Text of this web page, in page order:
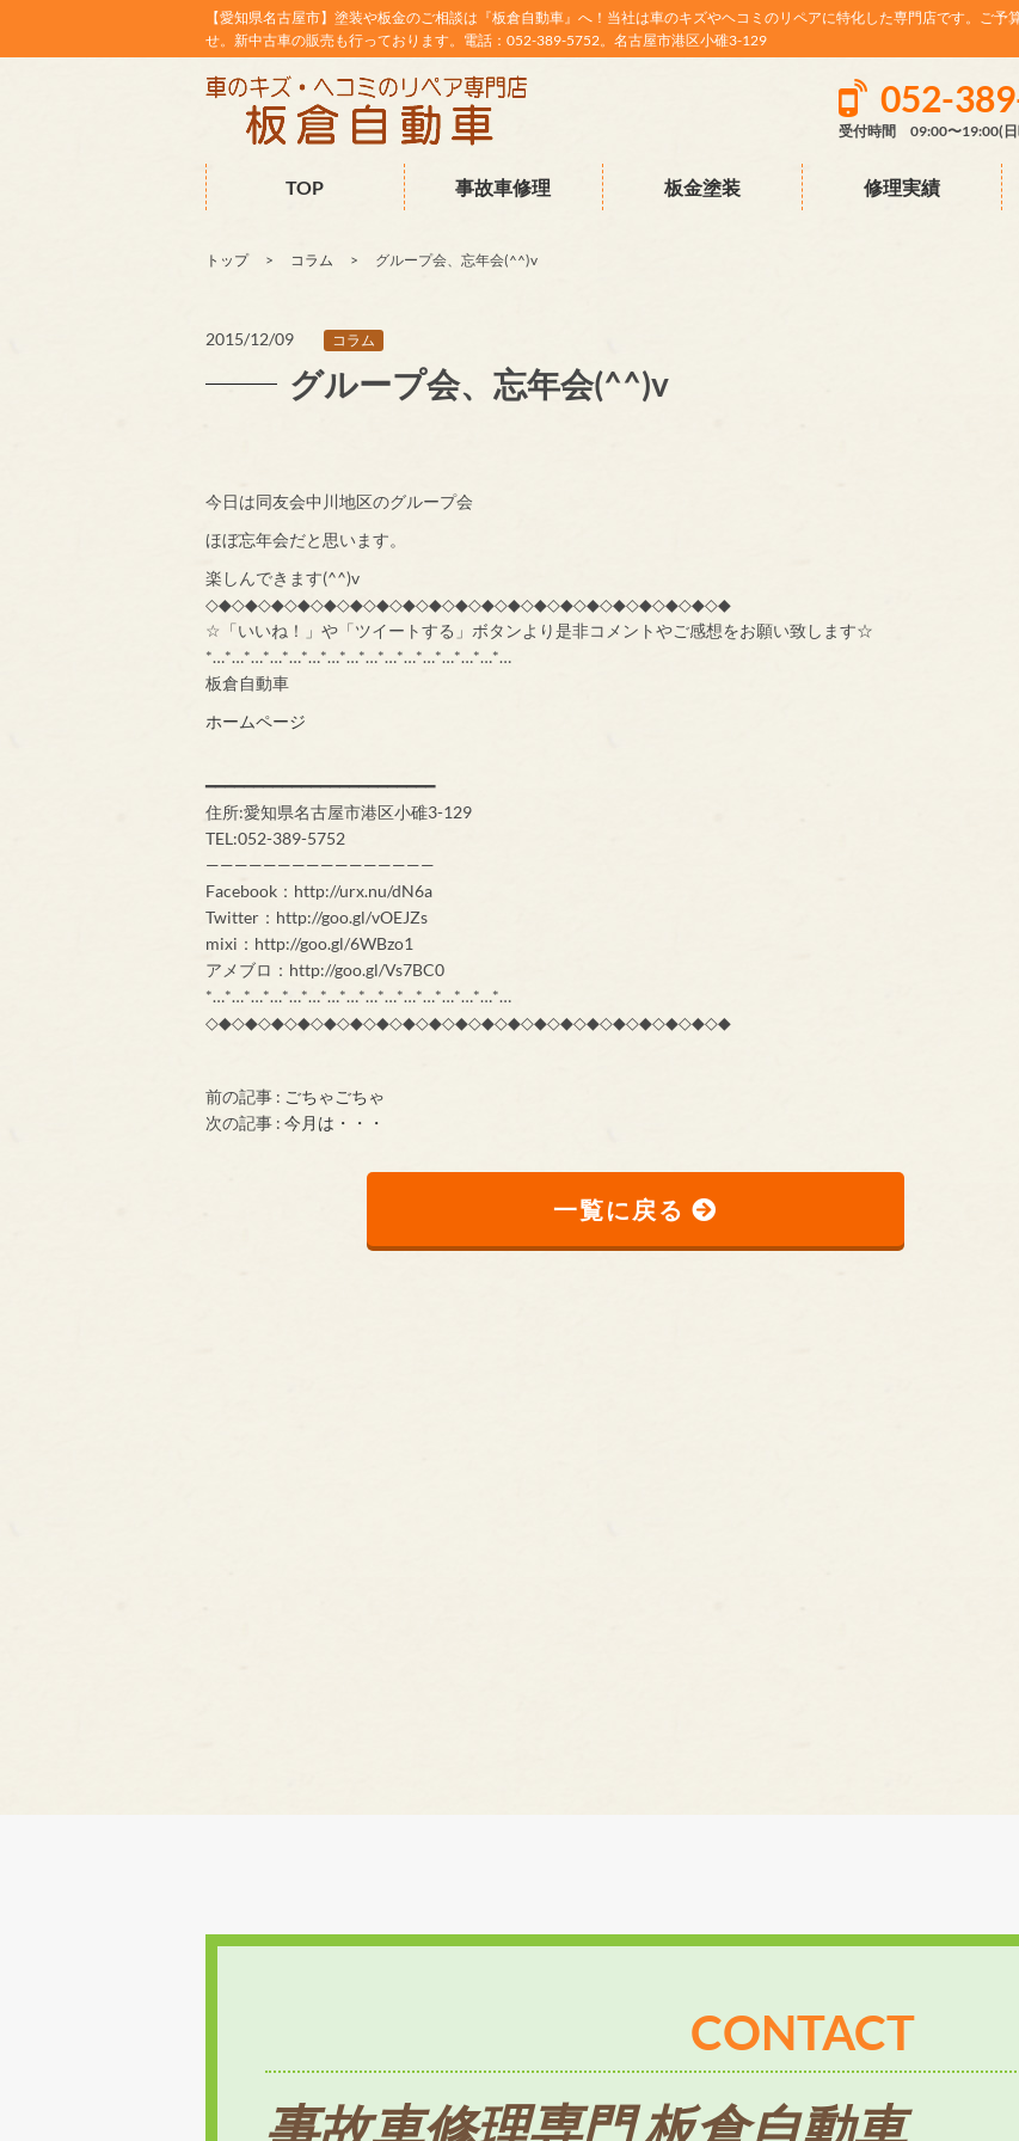
【愛知県名古屋市】塗装や板金のご相談は『板倉自動車』へ！当社は車のキズやヘコミのリペアに特化した専門店です。ご
せ。新中古車の販売も行っております。電話：052-389-5752。名古屋市港区小碓3-129
052-
受付時間 09:00〜19:00(日
TOP 事故車修理 板金塗装 修理実績
トップ コラム グループ会、忘年会(^^)v
2015/12/09 コラム
グループ会、忘年会(^^)v
今日は同友会中川地区のグループ会
ほぼ忘年会だと思います。
楽しんできます(^^)v
◇◆◇◆◇◆◇◆◇◆◇◆◇◆◇◆◇◆◇◆◇◆◇◆◇◆◇◆◇◆◇◆◇◆◇◆◇◆◇◆
☆「いいね！」や「ツイートする」ボタンより是非コメントやご感想をお願い致します☆
*…*…*…*…*…*…*…*…*…*…*…*…*…*…*…*…
板倉自動車
ホームページ
━━━━━━━━━━━━━━━━━━━━━━━━
住所:愛知県名古屋市港区小碓3-129
TEL:052-389-5752
————————————————
Facebook：http://urx.nu/dN6a
Twitter：http://goo.gl/vOEJZs
mixi：http://goo.gl/6WBzo1
アメブロ：http://goo.gl/Vs7BC0
*…*…*…*…*…*…*…*…*…*…*…*…*…*…*…*…
◇◆◇◆◇◆◇◆◇◆◇◆◇◆◇◆◇◆◇◆◇◆◇◆◇◆◇◆◇◆◇◆◇◆◇◆◇◆◇◆
前の記事 : ごちゃごちゃ
次の記事 : 今月は・・・
一覧に戻る
CONTACT
事故車修理専門 板倉自動車